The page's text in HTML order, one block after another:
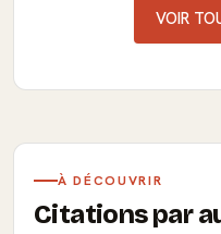
VOIR
À DÉCOUVRIR
Citations par